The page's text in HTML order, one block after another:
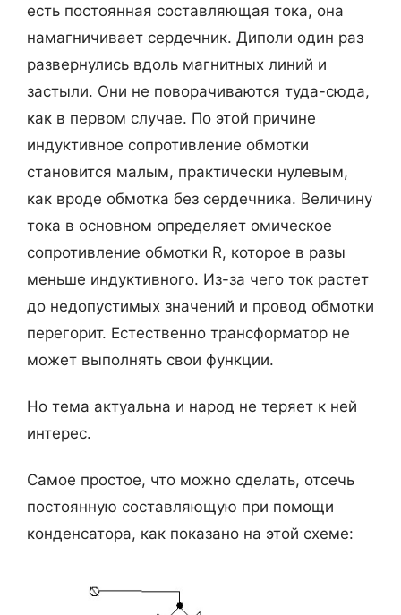
есть постоянная составляющая тока, она
намагничивает сердечник. Диполи один раз
развернулись вдоль магнитных линий и
застыли. Они не поворачиваются туда-сюда,
как в первом случае. По этой причине
индуктивное сопротивление обмотки
становится малым, практически нулевым,
как вроде обмотка без сердечника. Величину
тока в основном определяет омическое
сопротивление обмотки R, которое в разы
меньше индуктивного. Из-за чего ток растет
до недопустимых значений и провод обмотки
перегорит. Естественно трансформатор не
может выполнять свои функции.
Но тема актуальна и народ не теряет к ней
интерес.
Самое простое, что можно сделать, отсечь
постоянную составляющую при помощи
конденсатора, как показано на этой схеме: